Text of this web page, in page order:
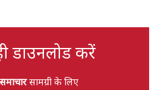
डाउनलोड करें
समाचारसामग्री के लिए